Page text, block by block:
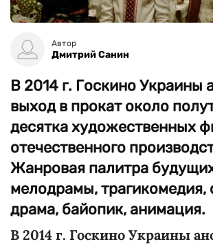
Автор
Дмитрий Санин
В 2014 г. Госкино Украины
выход в прокат около
десятка художественных
отечественного
Жанровая палитра
мелодрамы, трагикомедия,
драма, байопик, анимация.
В 2014 г. Госкино Украины